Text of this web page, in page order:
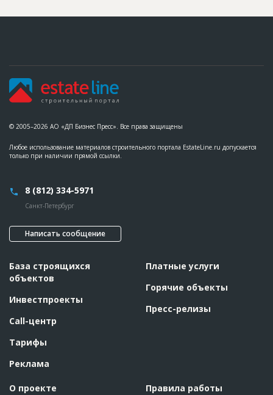
© 2005–2026 АО «ДП Бизнес Пресс». Все права защищены
Любое использование материалов строительного портала EstateLine.ru допускается
только при наличии прямой ссылки.
8 (812) 334-5971
Санкт-Петербург
Написать сообщение
База строящихся
объектов
Инвестпроекты
Call-центр
Тарифы
Реклама
О проекте
Платные услуги
Горячие объекты
Пресс-релизы
Правила работы